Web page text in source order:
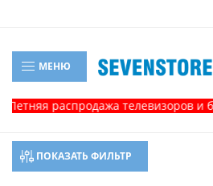
МЕНЮ
телевизоров и
ПОКАЗАТЬ ФИЛЬТР